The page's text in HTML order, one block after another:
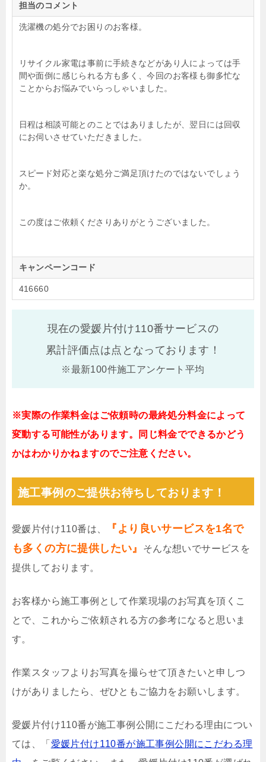
担当のコメント
洗濯機の処分でお困りのお客様。
リサイクル家電は事前に手続きなどがあり人によっては手
間や面倒に感じられる方も多く、今回のお客様も御多忙な
ことからお悩みでいらっしゃいました。
日程は相談可能とのことではありましたが、翌日には回収
にお伺いさせていただきました。
スピード対応と楽な処分ご満足頂けたのではないでしょう
か。
この度はご依頼くださりありがとうございました。
キャンペーンコード
416660
現在の愛媛片付け110番サービスの
累計評価点は点となっております！
※最新100件施工アンケート平均
※実際の作業料金はご依頼時の最終処分料金によって
変動する可能性があります。同じ料金でできるかどう
かはわかりかねますのでご注意ください。
施工事例のご提供お待ちしております！
愛媛片付け110番は、
『より良いサービスを1名で
も多くの方に提供したい』
そんな想いでサービスを
提供しております。
お客様から施工事例として作業現場のお写真を頂くこ
とで、これからご依頼される方の参考になると思いま
す。
作業スタッフよりお写真を撮らせて頂きたいと申しつ
けがありましたら、ぜひともご協力をお願いします。
愛媛片付け110番が施工事例公開にこだわる理由につい
ては、「 愛媛片付け110番が施工事例公開にこだわる理